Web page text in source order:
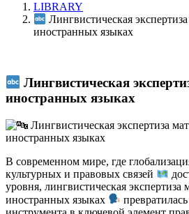
LIBRARY
Лингвистическая
иностранных языках
Лингвистическая
иностранных языках
В современном мире, где
культурных и правовых связей
уровня, лингвистическая экспертиза
иностранных языках